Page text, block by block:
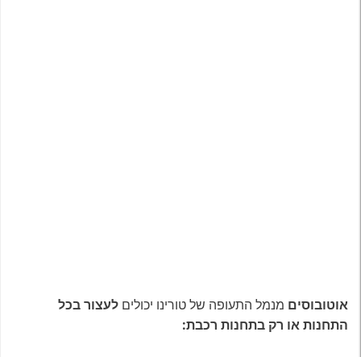
אוטובוסים מנמל התעופה של טורינו יכולים לעצור בכל
התחנות או רק בתחנות רכבת: